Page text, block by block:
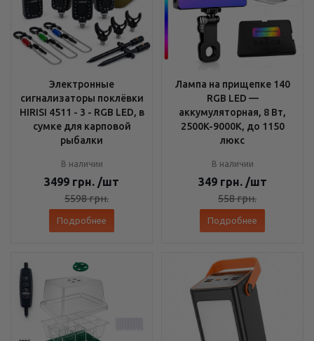
Электронные
сигнализаторы поклёвки
HIRISI 4511 - 3 - RGB LED, в
сумке для карповой
рыбалки
В наличии
3499 грн. /шт
5598грн.
Подробнее
Лампа на прищепке 140
RGB LED —
аккумуляторная, 8 Вт,
2500K-9000K, до 1150
люкс
В наличии
349 грн. /шт
558грн.
Подробнее